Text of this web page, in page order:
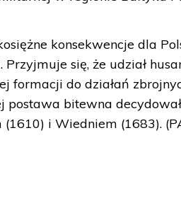
konsekwencje dla
się, że udział
formacji do działań
postawa bitewna
(1610) i Wiedniem (1683).